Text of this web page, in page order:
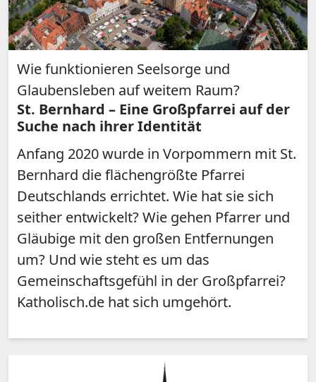
Wie funktionieren Seelsorge und
Glaubensleben auf weitem Raum?
St. Bernhard – Eine Großpfarrei auf der
Suche nach ihrer Identität
Anfang 2020 wurde in Vorpommern mit St.
Bernhard die flächengrößte Pfarrei
Deutschlands errichtet. Wie hat sie sich
seither entwickelt? Wie gehen Pfarrer und
Gläubige mit den großen Entfernungen
um? Und wie steht es um das
Gemeinschaftsgefühl in der Großpfarrei?
Katholisch.de hat sich umgehört.